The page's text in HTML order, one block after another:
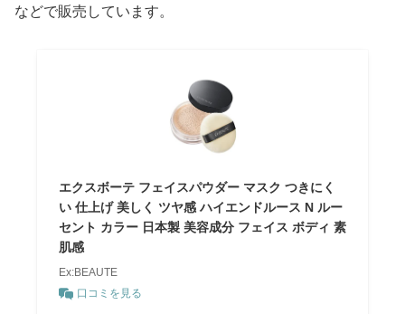
などで販売しています。
エクスボーテ フェイスパウダー マスク つきにく
い 仕上げ 美しく ツヤ感 ハイエンドルース N ルー
セント カラー 日本製 美容成分 フェイス ボディ 素
肌感
Ex:BEAUTE
口コミを見る